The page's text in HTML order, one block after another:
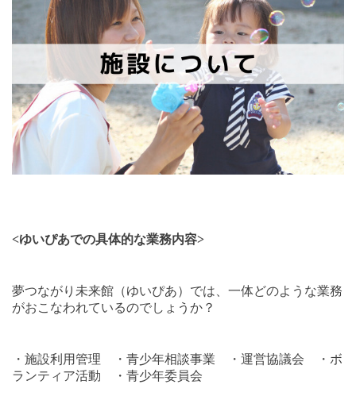
<ゆいぴあでの具体的な業務内容>
夢つながり未来館（ゆいぴあ）では、一体どのような業務
がおこなわれているのでしょうか？
・施設利用管理 ・青少年相談事業 ・運営協議会 ・ボ
ランティア活動 ・青少年委員会